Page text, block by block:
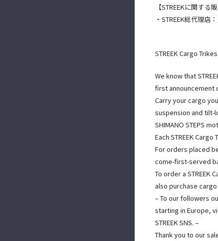
【STREEKに関する
・STREEK総代理店：
STREEK Cargo
We know that
first announcement
Carry your cargo
suspension and tilt-
SHIMANO STEPS
Each STREEK
For orders placed
come-first-served
To order a STREEK
also purchase
– To our followers
starting in Europe,
STREEK SNS. –
Thank you to our